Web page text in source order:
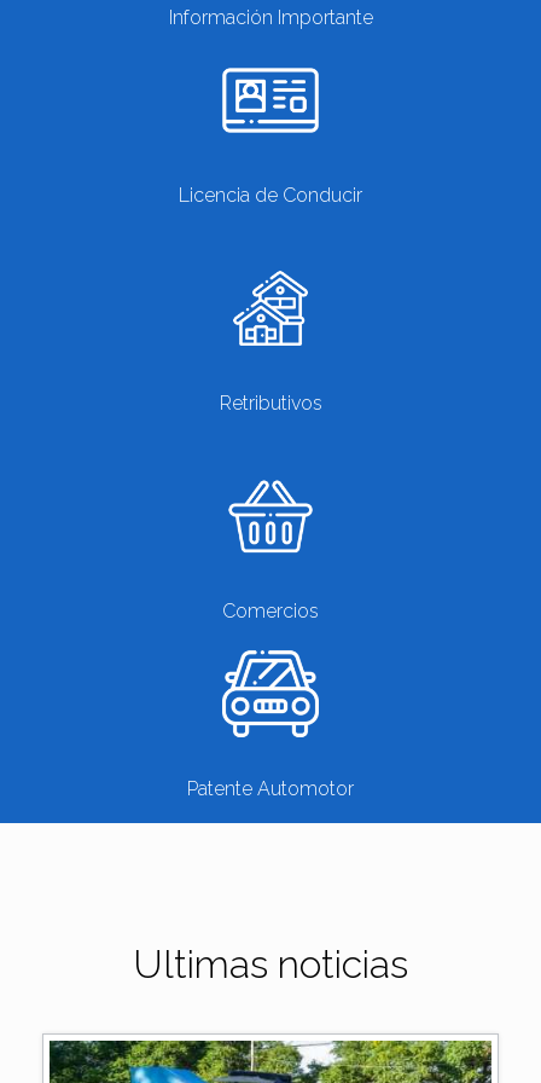
Información Importante
Licencia de Conducir
Retributivos
Comercios
Patente Automotor
Ultimas noticias